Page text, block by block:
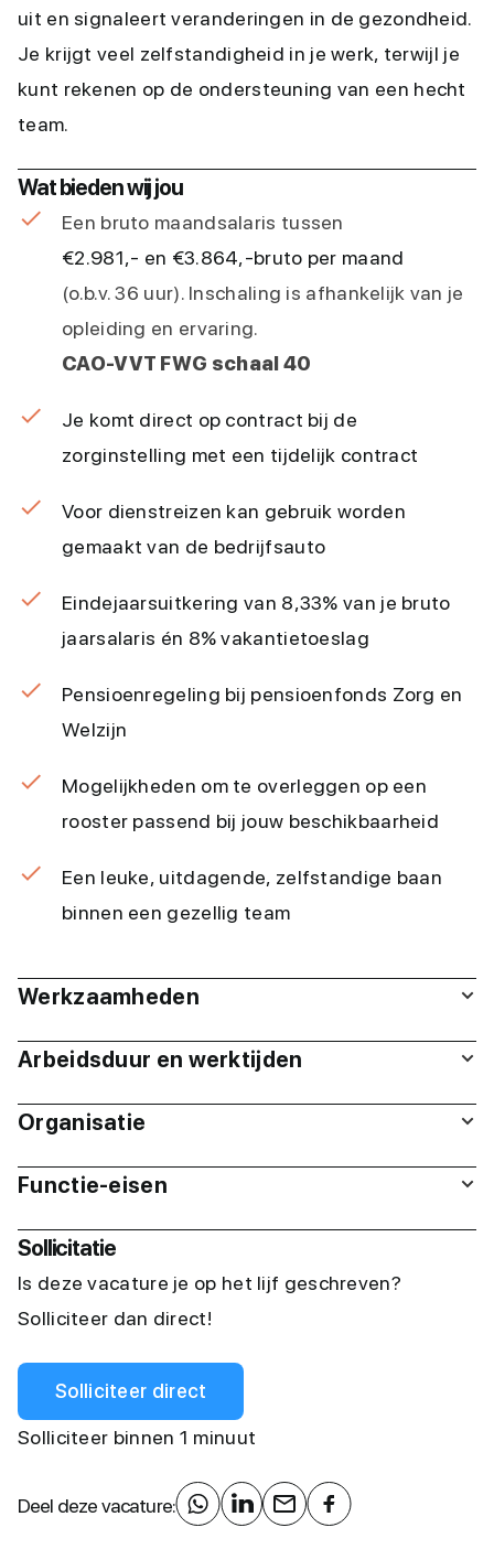
uit en signaleert veranderingen in de gezondheid.
Je krijgt veel zelfstandigheid in je werk, terwijl je
kunt rekenen op de ondersteuning van een hecht
team.
Wat bieden wij jou
Een bruto maandsalaris tussen
€2.981,- en €3.864,-bruto per maand
(o.b.v. 36 uur). Inschaling is afhankelijk van je
opleiding en ervaring.
CAO-VVT FWG schaal 40
Je komt direct op contract bij de
zorginstelling met een tijdelijk contract
Voor dienstreizen kan gebruik worden
gemaakt van de bedrijfsauto
Eindejaarsuitkering van 8,33% van je bruto
jaarsalaris én 8% vakantietoeslag
Pensioenregeling bij pensioenfonds Zorg en
Welzijn
Mogelijkheden om te overleggen op een
rooster passend bij jouw beschikbaarheid
Een leuke, uitdagende, zelfstandige baan
binnen een gezellig team
Werkzaamheden
Arbeidsduur en werktijden
Organisatie
Functie-eisen
Sollicitatie
Is deze vacature je op het lijf geschreven?
Solliciteer dan direct!
Solliciteer direct
Solliciteer binnen 1 minuut
Deel deze vacature: